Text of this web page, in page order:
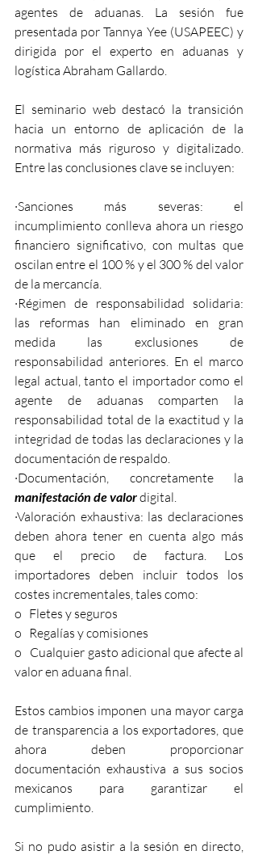
agentes de aduanas. La sesión fue
presentada por Tannya Yee (USAPEEC) y
dirigida por el experto en aduanas y
logística Abraham Gallardo.
El seminario web destacó la transición
hacia un entorno de aplicación de la
normativa más riguroso y digitalizado.
Entre las conclusiones clave se incluyen:
·Sanciones más severas: el
incumplimiento conlleva ahora un riesgo
financiero significativo, con multas que
oscilan entre el 100 % y el 300 % del valor
de la mercancía.
·Régimen de responsabilidad solidaria:
las reformas han eliminado en gran
medida las exclusiones de
responsabilidad anteriores. En el marco
legal actual, tanto el importador como el
agente de aduanas comparten la
responsabilidad total de la exactitud y la
integridad de todas las declaraciones y la
documentación de respaldo.
manifestación de valor digital.
·Valoración exhaustiva: las declaraciones
deben ahora tener en cuenta algo más
que el precio de factura. Los
importadores deben incluir todos los
costes incrementales, tales como:
o   Fletes y seguros
o   Regalías y comisiones
o   Cualquier gasto adicional que afecte al
valor en aduana final.
Estos cambios imponen una mayor carga
de transparencia a los exportadores, que
ahora deben proporcionar
documentación exhaustiva a sus socios
mexicanos para garantizar el
cumplimiento.
Si no pudo asistir a la sesión en directo,